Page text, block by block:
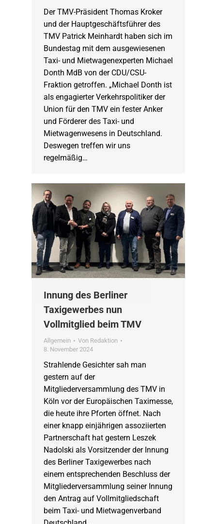
Der TMV-Präsident Thomas Kroker
und der Hauptgeschäftsführer des
TMV Patrick Meinhardt haben sich im
Bundestag mit dem ausgewiesenen
Taxi- und Mietwagenexperten Michael
Donth MdB von der CDU/CSU-
Fraktion getroffen. „Michael Donth ist
als engagierter Verkehrspolitiker der
Union für den TMV ein fester Anker
und Förderer des Taxi- und
Mietwagenwesens in Deutschland.
Deswegen treffen wir uns
regelmäßig…
Innung des Berliner
Taxigewerbes nun
Vollmitglied beim TMV
Allgemein Von Redaktion
8. November 2024
Strahlende Gesichter sah man
gestern auf der
Mitgliederversammlung des TMV in
Köln vor der Europäischen Taximesse,
die heute ihre Pforten öffnet. Nach
einer knapp einjährigen assoziierten
Partnerschaft hat gestern Leszek
Nadolski als Vorsitzender der Innung
des Berliner Taxigewerbes nach
einem entsprechenden Beschluss der
Mitgliederversammlung seiner Innung
den Antrag auf Vollmitgliedschaft
beim Taxi- und Mietwagenverband